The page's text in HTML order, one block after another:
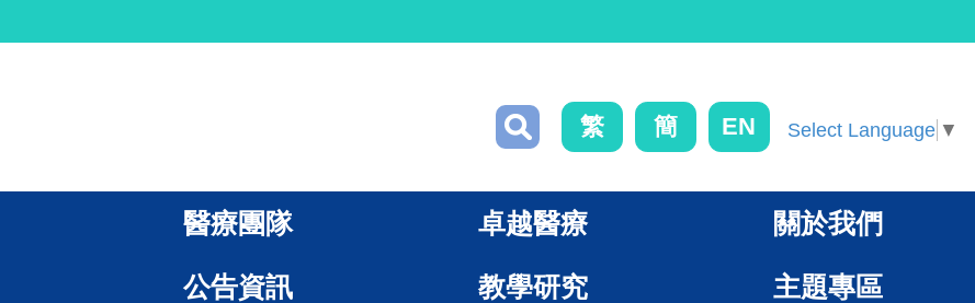
繁 簡 EN Select Language ▼
醫療團隊 卓越醫療 關於我們
公告資訊 教學研究 主題專區